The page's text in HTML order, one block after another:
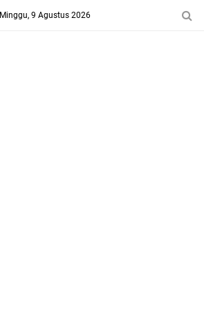
Minggu, 9 Agustus 2026